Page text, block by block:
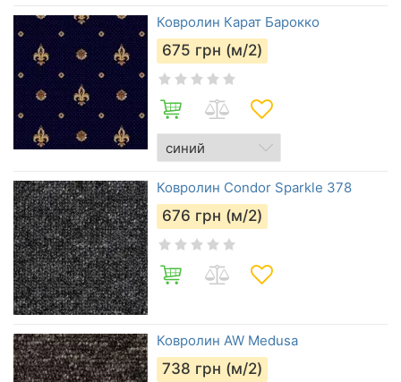
Ковролин Карат Барокко
675 грн (м/2)
Ковролин Condor Sparkle 378
676 грн (м/2)
Ковролин AW Medusa
738 грн (м/2)